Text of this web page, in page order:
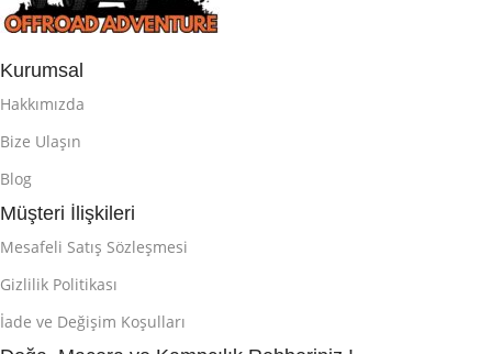
Kurumsal
Hakkımızda
Bize Ulaşın
Blog
Müşteri İlişkileri
Mesafeli Satış Sözleşmesi
Gizlilik Politikası
İade ve Değişim Koşulları